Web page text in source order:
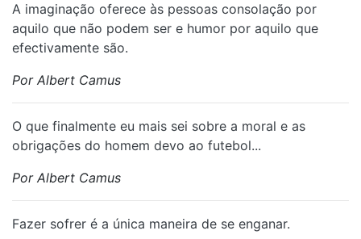
A imaginação oferece às pessoas consolação por
aquilo que não podem ser e humor por aquilo que
efectivamente são.
Por Albert Camus
O que finalmente eu mais sei sobre a moral e as
obrigações do homem devo ao futebol...
Por Albert Camus
Fazer sofrer é a única maneira de se enganar.